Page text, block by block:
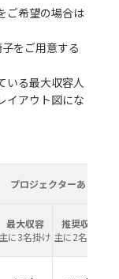
ご希望の場合は
をご用意する
いる最大収容人
イアウト図にな
プロジェクターあり
最大収容
主に3名掛け
推奨収容
主に2名掛け